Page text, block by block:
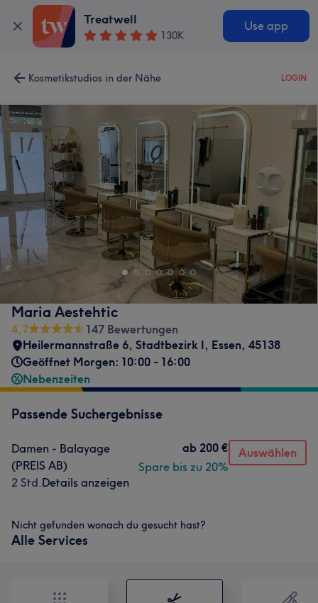
Treatwell
130K
Use app
Kosmetikstudios in der Nähe LOGIN
Maria Aestehtic
4,7
147 Bewertungen
Heilermannstraße 6, Stadtbezirk I, Essen, 45138
Geöffnet Morgen: 10:00 - 16:00
Nebenzeiten
Passende Suchergebnisse
Damen - Balayage
(PREIS AB)
2 Std.Details anzeigen
ab 200 €
Spare bis zu 20%
Auswählen
Nicht gefunden wonach du gesucht hast?
Alle Services